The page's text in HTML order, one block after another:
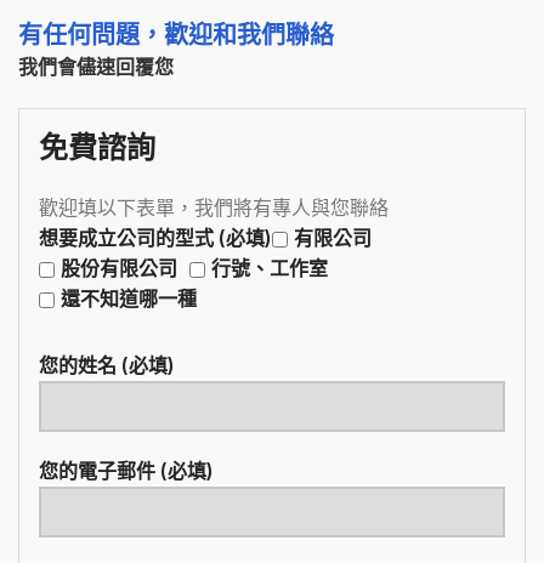
有任何問題，歡迎和我們聯絡
我們會儘速回覆您
免費諮詢
歡迎填以下表單，我們將有專人與您聯絡
想要成立公司的型式 (必填)
有限公司
股份有限公司
行號、工作室
還不知道哪一種
您的姓名 (必填)
您的電子郵件 (必填)